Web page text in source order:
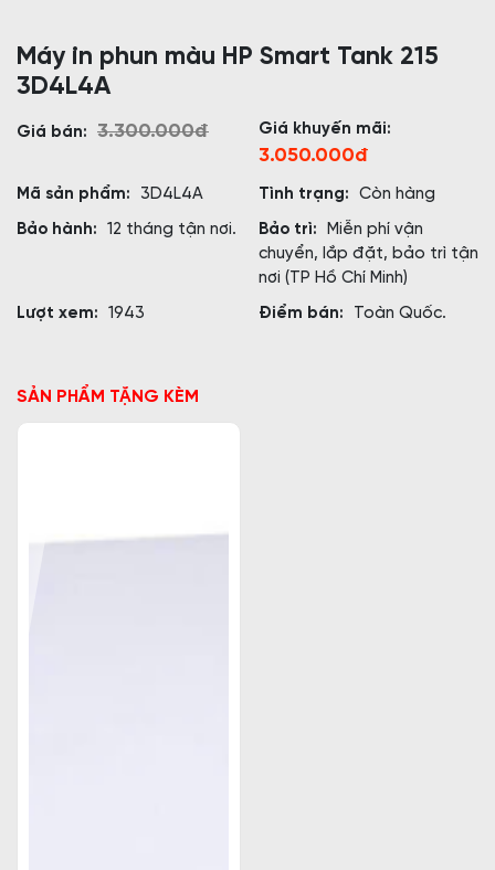
Máy in phun màu HP Smart Tank 215
3D4L4A
Giá bán: 3.300.000đ Giá khuyến mãi:
3.050.000đ
Mã sản phẩm: 3D4L4A Tình trạng:
Còn hàng
Bảo hành:
12 tháng tận nơi. Bảo trì:
Miễn phí vận
chuyển, lắp đặt, bảo trì tận
nơi (TP Hồ Chí Minh)
Lượt xem:
1943 Điểm bán: Toàn Quốc.
SẢN PHẨM TẶNG KÈM